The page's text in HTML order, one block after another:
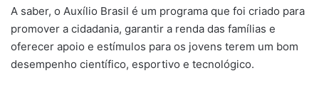
A saber, o Auxílio Brasil é um programa que foi criado para
promover a cidadania, garantir a renda das famílias e
oferecer apoio e estímulos para os jovens terem um bom
desempenho científico, esportivo e tecnológico.